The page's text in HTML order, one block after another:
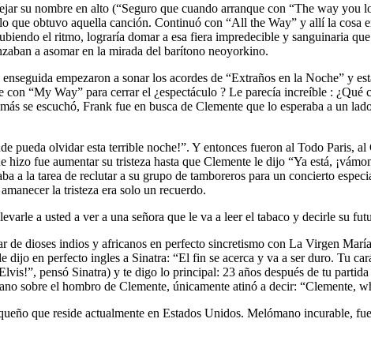
su nombre en alto (“Seguro que cuando arranque con “The way you
que obtuvo aquella canción. Continuó con “All the Way” y allí la cosa
el ritmo, lograría domar a esa fiera impredecible y sanguinaria
a asomar en la mirada del barítono neoyorkino.
empezaron a sonar los acordes de “Extraños en la Noche” y
“My Way” para cerrar el ¿espectáculo ? Le parecía increíble : ¿Qué
se escuchó, Frank fue en busca de Clemente que lo esperaba a un
pueda olvidar esta terrible noche!”. Y entonces fueron al Todo Paris,
fue aumentar su tristeza hasta que Clemente le dijo “Ya está,
a la tarea de reclutar a su grupo de tamboreros para un concierto
la tristeza era solo un recuerdo.
a usted a ver a una señora que le va a leer el tabaco y decirle su
de dioses indios y africanos en perfecto sincretismo con La Virgen
dijo en perfecto ingles a Sinatra: “El fin se acerca y va a ser duro. Tu
pensó Sinatra) y te digo lo principal: 23 años después de tu
sobre el hombro de Clemente, únicamente atinó a decir: “Clemente,
que reside actualmente en Estados Unidos. Melómano incurable,